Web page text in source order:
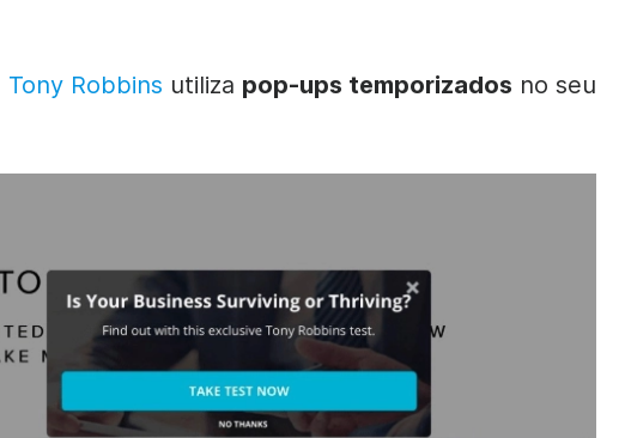
Tony Robbins utiliza pop-ups temporizados no seu